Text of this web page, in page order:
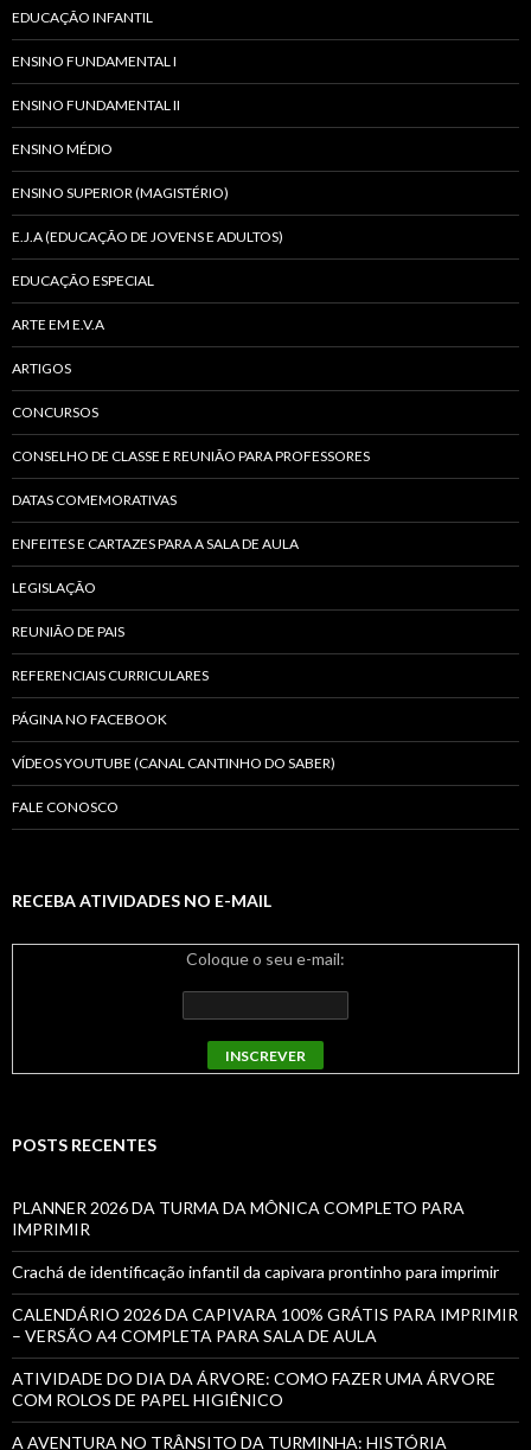
EDUCAÇÃO INFANTIL
ENSINO FUNDAMENTAL I
ENSINO FUNDAMENTAL II
ENSINO MÉDIO
ENSINO SUPERIOR (MAGISTÉRIO)
E.J.A (EDUCAÇÃO DE JOVENS E ADULTOS)
EDUCAÇÃO ESPECIAL
ARTE EM E.V.A
ARTIGOS
CONCURSOS
CONSELHO DE CLASSE E REUNIÃO PARA PROFESSORES
DATAS COMEMORATIVAS
ENFEITES E CARTAZES PARA A SALA DE AULA
LEGISLAÇÃO
REUNIÃO DE PAIS
REFERENCIAIS CURRICULARES
PÁGINA NO FACEBOOK
VÍDEOS YOUTUBE (CANAL CANTINHO DO SABER)
FALE CONOSCO
RECEBA ATIVIDADES NO E-MAIL
Coloque o seu e-mail:
POSTS RECENTES
PLANNER 2026 DA TURMA DA MÔNICA COMPLETO PARA
IMPRIMIR
Crachá de identificação infantil da capivara prontinho para imprimir
CALENDÁRIO 2026 DA CAPIVARA 100% GRÁTIS PARA IMPRIMIR
– VERSÃO A4 COMPLETA PARA SALA DE AULA
ATIVIDADE DO DIA DA ÁRVORE: COMO FAZER UMA ÁRVORE
COM ROLOS DE PAPEL HIGIÊNICO
A AVENTURA NO TRÂNSITO DA TURMINHA: HISTÓRIA